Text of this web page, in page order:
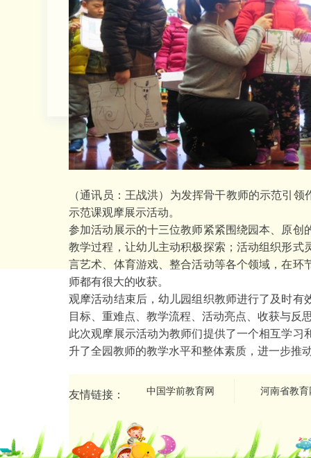
（通讯员：王战洪）为发挥骨干教师的示范引
示范课观摩展示活动。
参加活动展示的十三位教师紧紧围绕园本、原
教学过程，让幼儿主动积极探索；活动组织形
言艺术、体育游戏、整合活动等各个领域，在
师都有很大的收获。
观摩活动结束后，幼儿园组织教师进行了及时
目标、重难点、教学流程、活动亮点、收获与反
此次观摩展示活动为教师们提供了一个相互学
升了全园教师的教学水平和整体素质，进一步推
友情链接： 中国学前教育网 河南省教育